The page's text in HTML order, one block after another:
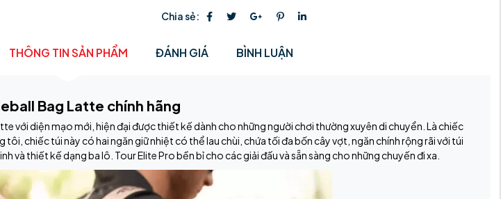
Chia sẻ:
THÔNG TIN SẢN PHẨM ĐÁNH GIÁ BÌNH LUẬN
Bag Latte chính hãng
với diện mạo mới, hiện đại được thiết kế dành cho những người chơi thường xuyên di chuyển. Là chiếc
chiếc túi này có hai ngăn giữ nhiệt có thể lau chùi, chứa tối đa bốn cây vợt, ngăn chính rộng rãi với túi
và thiết kế dạng ba lô. Tour Elite Pro bền bỉ cho các giải đấu và sẵn sàng cho những chuyến đi xa.